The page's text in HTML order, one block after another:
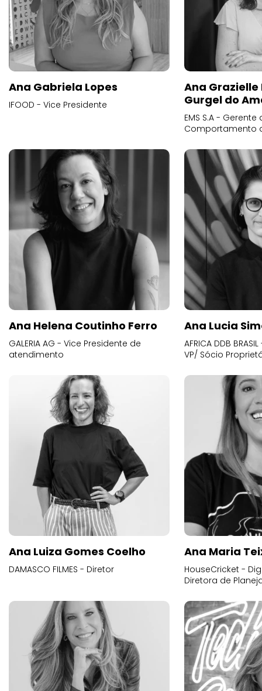
Ana Gabriela Lopes
IFOOD - Vice Presidente
Ana
Gurgel do
EMS S.A -
Comportamento
Ana Helena Coutinho Ferro
GALERIA AG - Vice Presidente de
atendimento
Ana Lucia
AFRICA DDB
VP/ Sócio
Ana Luiza Gomes Coelho
DAMASCO FILMES - Diretor
Ana Maria
HouseCricket -
Diretora de